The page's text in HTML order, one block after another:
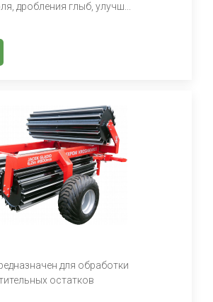
дробления глыб, улучш...
для обработки
остатков